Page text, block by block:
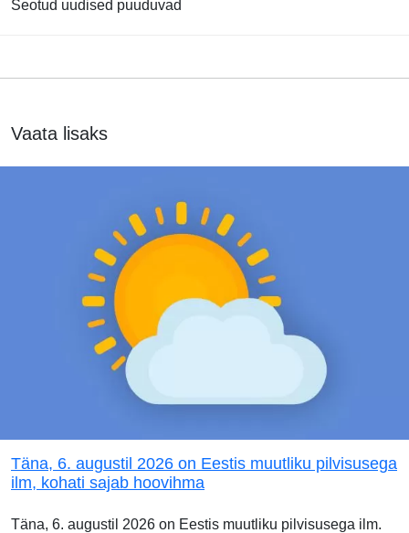
Seotud uudised puuduvad
Vaata lisaks
Täna, 6. augustil 2026 on Eestis muutliku pilvisusega
ilm, kohati sajab hoovihma
Täna, 6. augustil 2026 on Eestis muutliku pilvisusega ilm.